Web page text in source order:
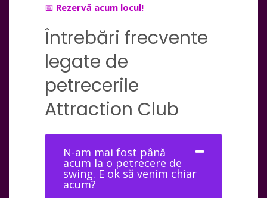
📅 Rezervă acum locul!
Întrebări frecvente
legate de
petrecerile
Attraction Club
N-am mai fost până
acum la o petrecere de
swing. E ok să venim chiar
acum?